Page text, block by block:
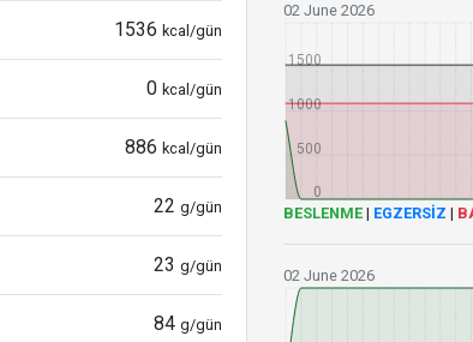
1536 kcal/gün
0 kcal/gün
886 kcal/gün
22 g/gün
23 g/gün
84 g/gün
02 June 2026
0
500
1000
1500
2000
BESLENME | EGZERSİZ |
02 June 2026
59